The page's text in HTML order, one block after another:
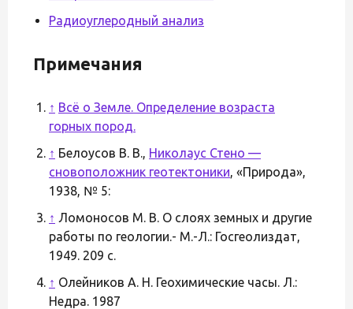
Радиоуглеродный анализ
Примечания
↑ Всё о Земле. Определение возраста
горных пород.
↑ Белоусов В. В., Николаус Стено —
сновоположник геотектоники, «Природа»,
1938, № 5:
↑ Ломоносов М. В. О слоях земных и другие
работы по геологии.- М.-Л.: Госгеолиздат,
1949. 209 с.
↑ Олейников А. Н. Геохимические часы. Л.:
Недра. 1987